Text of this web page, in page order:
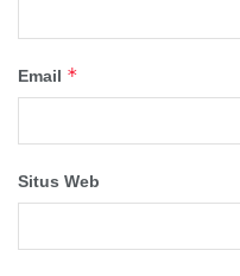
Email *
Situs Web